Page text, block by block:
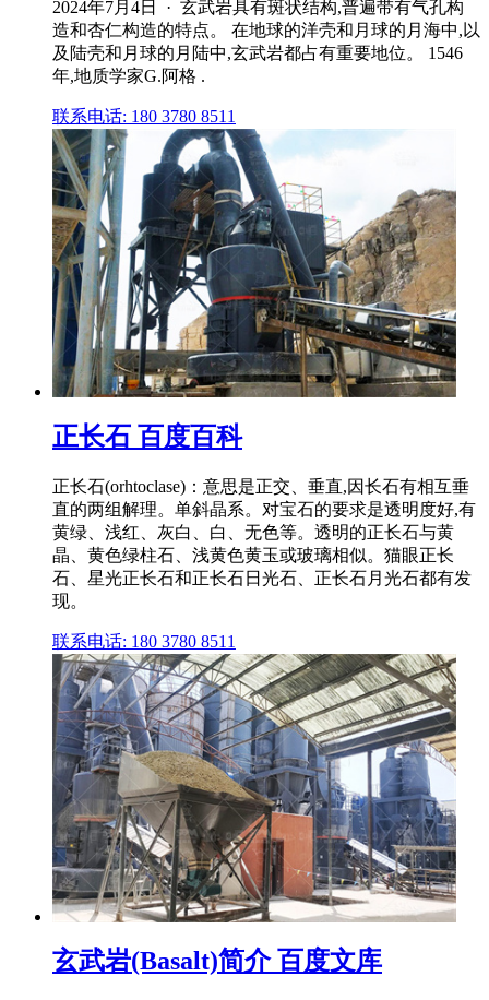
2024年7月4日 · 玄武岩具有斑状结构,普遍带有气孔构
造和杏仁构造的特点。 在地球的洋壳和月球的月海中,以
及陆壳和月球的月陆中,玄武岩都占有重要地位。 1546
年,地质学家G.阿格 .
联系电话: 180 3780 8511
正长石 百度百科
正长石(orhtoclase)：意思是正交、垂直,因长石有相互垂
直的两组解理。单斜晶系。对宝石的要求是透明度好,有
黄绿、浅红、灰白、白、无色等。透明的正长石与黄
晶、黄色绿柱石、浅黄色黄玉或玻璃相似。猫眼正长
石、星光正长石和正长石日光石、正长石月光石都有发
现。
联系电话: 180 3780 8511
玄武岩(Basalt)简介 百度文库